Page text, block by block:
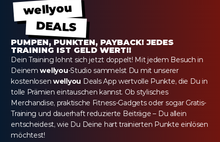
wellyou
DEALS
PUMPEN, PUNKTEN, PAYBACK! JEDES
TRAINING IST GELD WERT!!
Dein Training lohnt sich jetzt doppelt! Mit jedem Besuch in
Deinem wellyou-Studio sammelst Du mit unserer
kostenlosen wellyou Deals App wertvolle Punkte, die Du in
tolle Prämien eintauschen kannst. Ob stylisches
Merchandise, praktische Fitness-Gadgets oder sogar Gratis-
Training und dauerhaft reduzierte Beiträge – Du allein
entscheidest, wie Du Deine hart trainierten Punkte einlösen
möchtest!